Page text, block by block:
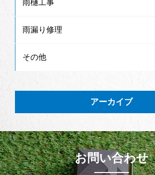
雨樋工事
雨漏り修理
その他
アーカイブ
お問い合わせ